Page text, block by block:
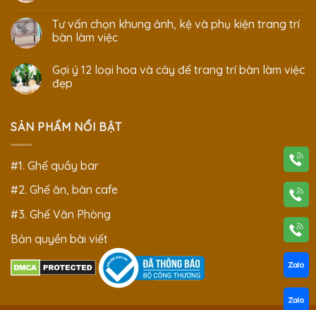
Tư vấn chọn khung ảnh, kệ và phụ kiện trang trí
bàn làm việc
Gợi ý 12 loại hoa và cây để trang trí bàn làm việc
đẹp
SẢN PHẨM NỔI BẬT
#1. Ghế quầy bar
#2. Ghế ăn, bàn cafe
#3. Ghế Văn Phòng
Bản quyền bài viết